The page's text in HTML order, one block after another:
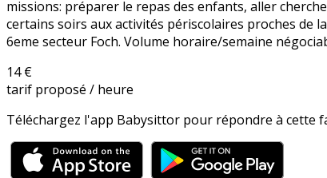
missions: préparer le repas des enfants, aller
certains soirs aux activités périscolaires proches de
6eme secteur Foch. Volume horaire/semaine
14 €
tarif proposé / heure
Téléchargez l'app Babysittor pour répondre à cette